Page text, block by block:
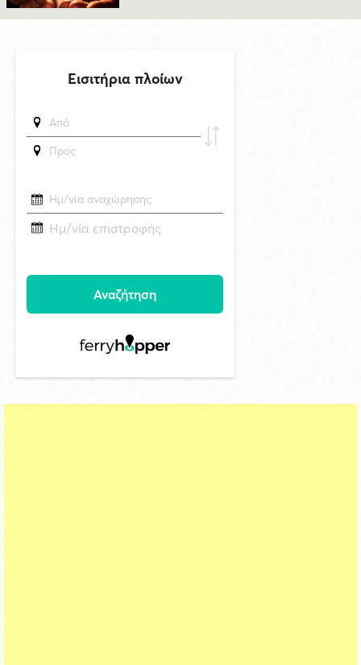
Προσωρινές διακοπές υδροδότησης σε περιοχές της Σύρου
Επανεκλογή του Αθ. Κουσαθανά - Μέγα στη θέση του Προέδρου του
Λιμενικού Ταμείου Μυκόνου
6/8/2026 22:03
στην Άνω Σύρο